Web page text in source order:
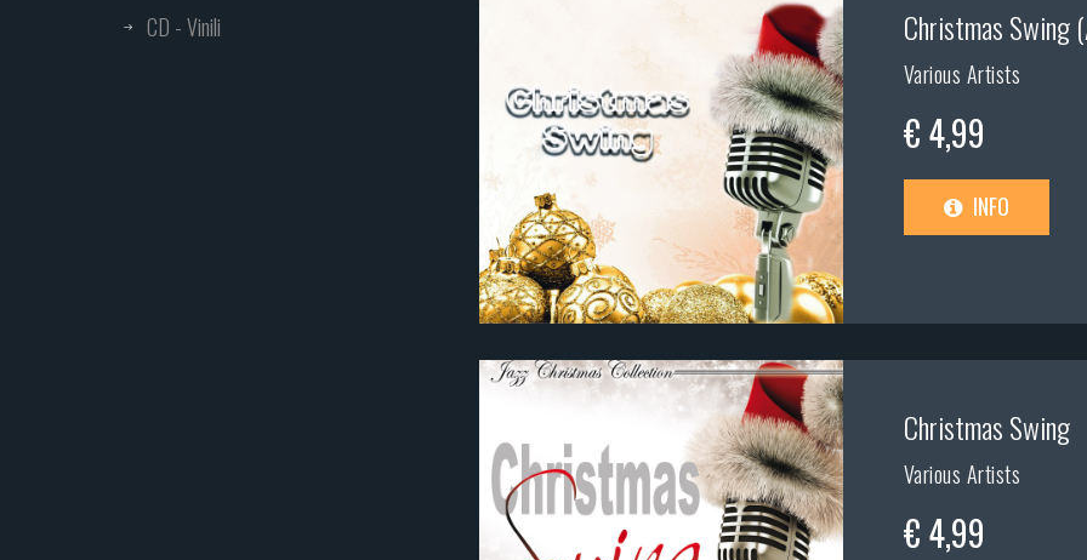
CD - Vinili
Christmas Swing
Various Artists
€ 4,99
INFO
Christmas Swing
Various Artists
€ 4,99